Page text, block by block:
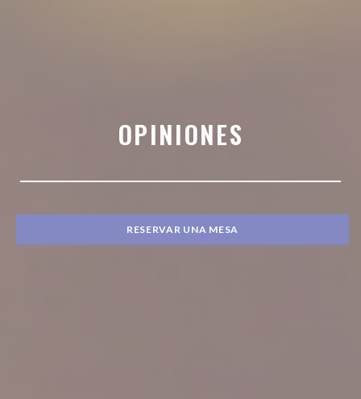
OPINIONES
RESERVAR UNA MESA